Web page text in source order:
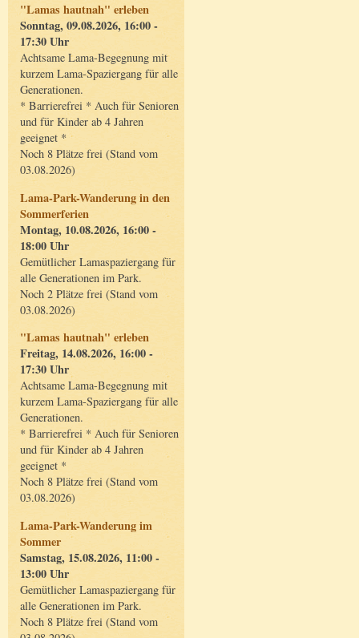
"Lamas hautnah" erleben
Sonntag, 09.08.2026, 16:00 -
17:30 Uhr
Achtsame Lama-Begegnung mit
kurzem Lama-Spaziergang für alle
Generationen.
* Barrierefrei * Auch für Senioren
und für Kinder ab 4 Jahren
geeignet *
Noch 8 Plätze frei (Stand vom
03.08.2026)
Lama-Park-Wanderung in den
Sommerferien
Montag, 10.08.2026, 16:00 -
18:00 Uhr
Gemütlicher Lamaspaziergang für
alle Generationen im Park.
Noch 2 Plätze frei (Stand vom
03.08.2026)
"Lamas hautnah" erleben
Freitag, 14.08.2026, 16:00 -
17:30 Uhr
Achtsame Lama-Begegnung mit
kurzem Lama-Spaziergang für alle
Generationen.
* Barrierefrei * Auch für Senioren
und für Kinder ab 4 Jahren
geeignet *
Noch 8 Plätze frei (Stand vom
03.08.2026)
Lama-Park-Wanderung im
Sommer
Samstag, 15.08.2026, 11:00 -
13:00 Uhr
Gemütlicher Lamaspaziergang für
alle Generationen im Park.
Noch 8 Plätze frei (Stand vom